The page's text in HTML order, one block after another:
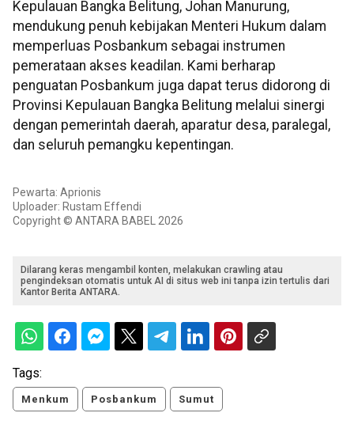
Kepulauan Bangka Belitung, Johan Manurung,
mendukung penuh kebijakan Menteri Hukum dalam
memperluas Posbankum sebagai instrumen
pemerataan akses keadilan. Kami berharap
penguatan Posbankum juga dapat terus didorong di
Provinsi Kepulauan Bangka Belitung melalui sinergi
dengan pemerintah daerah, aparatur desa, paralegal,
dan seluruh pemangku kepentingan.
Pewarta: Aprionis
Uploader: Rustam Effendi
Copyright © ANTARA BABEL 2026
Dilarang keras mengambil konten, melakukan crawling atau
pengindeksan otomatis untuk AI di situs web ini tanpa izin tertulis dari
Kantor Berita ANTARA.
Tags:
Menkum Posbankum Sumut